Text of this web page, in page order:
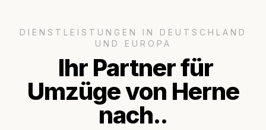
DIENSTLEISTUNGEN IN DEUTSCHLAND
UND EUROPA
Ihr Partner für
Umzüge von Herne
nach..